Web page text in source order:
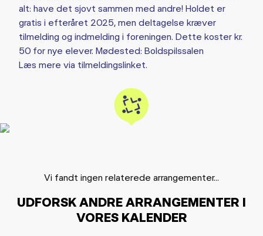
alt: have det sjovt sammen med andre! Holdet er
gratis i efteråret 2025, men deltagelse kræver
tilmelding og indmelding i foreningen. Dette koster kr.
50 for nye elever. Mødested: Boldspilssalen
Læs mere via tilmeldingslinket.
Vi fandt ingen relaterede arrangementer...
UDFORSK ANDRE ARRANGEMENTER I
VORES KALENDER